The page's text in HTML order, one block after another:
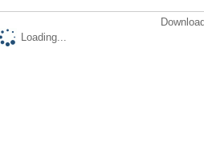
Loading...